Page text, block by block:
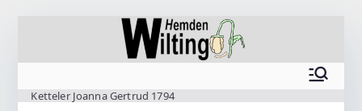
Ketteler Joanna Gertrud 1794